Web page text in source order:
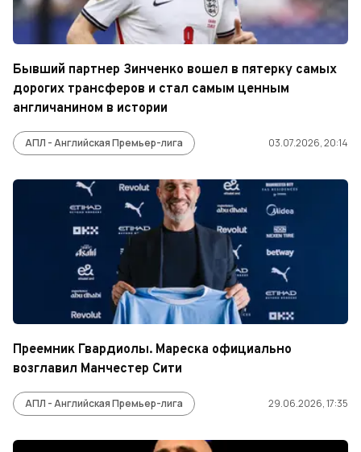
Бывший партнер Зинченко вошел в пятерку самых
дорогих трансферов и стал самым ценным
англичанином в истории
АПЛ - Английская Премьер-лига 03.07.2026, 20:14
Преемник Гвардиолы. Мареска официально
возглавил Манчестер Сити
АПЛ - Английская Премьер-лига 29.06.2026, 17:35